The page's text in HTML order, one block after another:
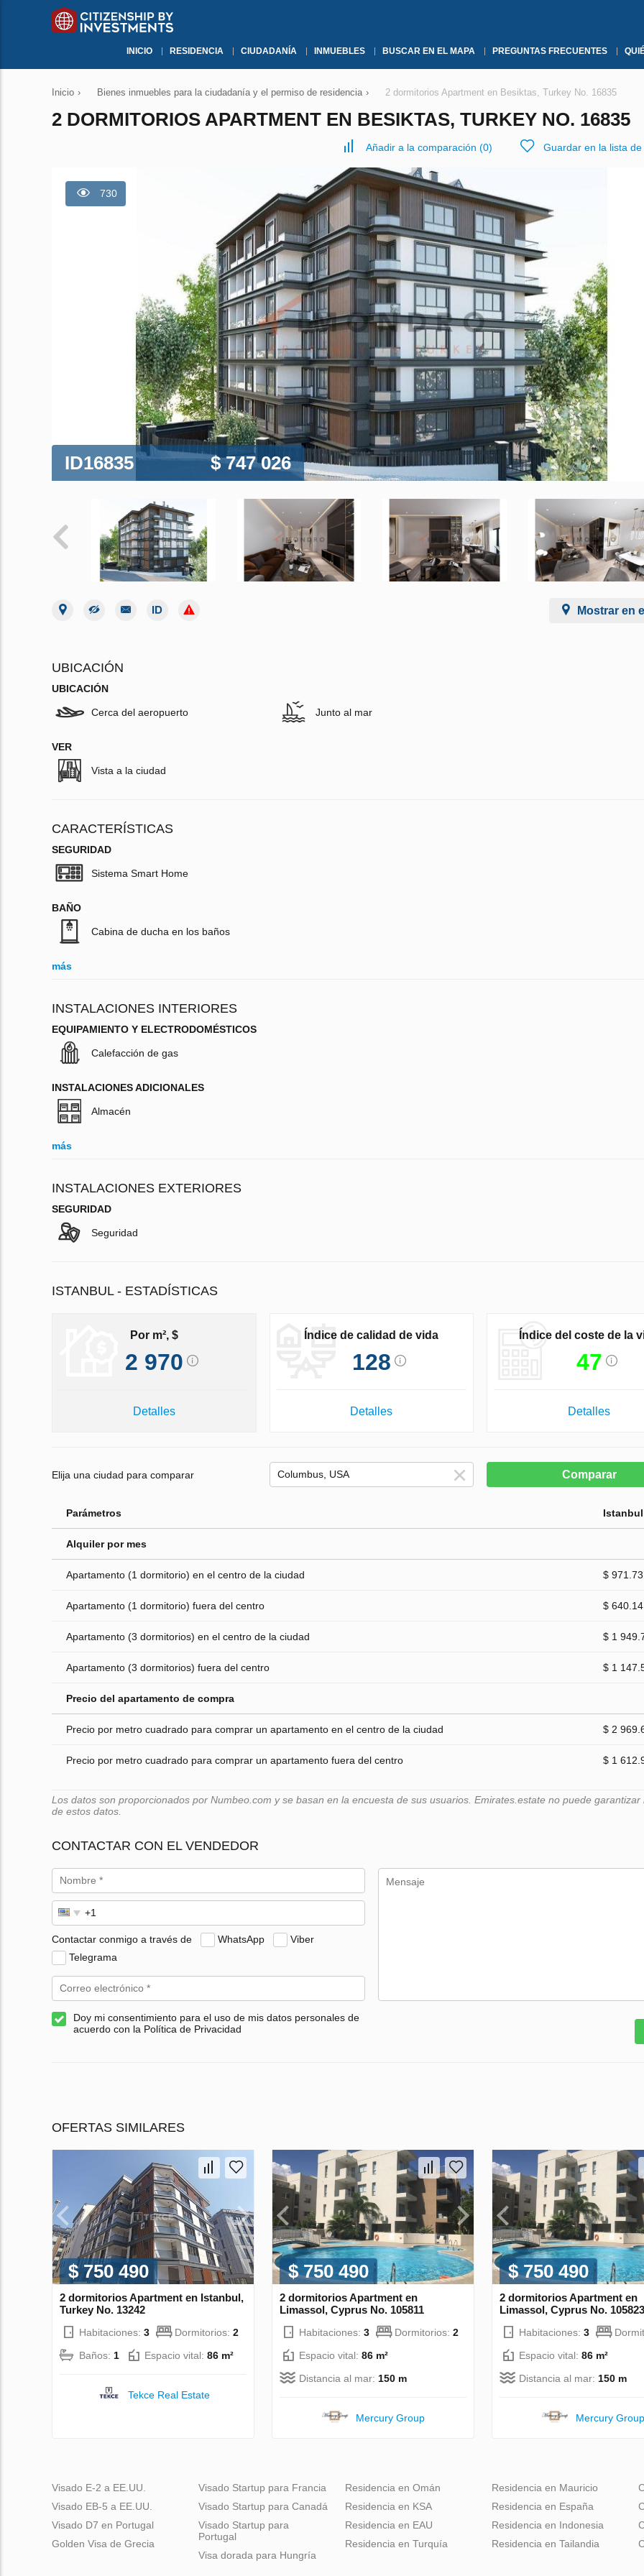
INICIO RESIDENCIA CIUDADANÍA INMUEBLES BUSCAR EN EL MAPA PREGUNTAS FRECUENTES
Inicio › Bienes inmuebles para la ciudadanía y el permiso de residencia › 2 dormitorios Apartment en Besiktas, Turkey No. 16835
2 DORMITORIOS APARTMENT EN BESIKTAS, TURKEY NO. 16835
Añadir a la comparación (0) Guardar en la lista
730
ID16835 $ 747 026
Mostrar en
UBICACIÓN
UBICACIÓN
Cerca del aeropuerto Junto al mar
VER
Vista a la ciudad
CARACTERÍSTICAS
SEGURIDAD
Sistema Smart Home
BAÑO
Cabina de ducha en los baños
más
INSTALACIONES INTERIORES
EQUIPAMIENTO Y ELECTRODOMÉSTICOS
Calefacción de gas
INSTALACIONES ADICIONALES
Almacén
más
INSTALACIONES EXTERIORES
SEGURIDAD
Seguridad
ISTANBUL - ESTADÍSTICAS
Por m², $
2 970
Detalles
Índice de calidad de vida
128
Detalles
Índice del coste de la
47
Detalles
Elija una ciudad para comparar Comparar
Parámetros Istanbul
Alquiler por mes
Apartamento (1 dormitorio) en el centro de la ciudad $ 971.73
Apartamento (1 dormitorio) fuera del centro $ 640.14
Apartamento (3 dormitorios) en el centro de la ciudad $ 1
Apartamento (3 dormitorios) fuera del centro $ 1
Precio del apartamento de compra
Precio por metro cuadrado para comprar un apartamento en el centro de la ciudad $ 2
Precio por metro cuadrado para comprar un apartamento fuera del centro $ 1
Los datos son proporcionados por Numbeo.com y se basan en la encuesta de sus usuarios. Emirates.estate no puede garantizar
de estos datos.
CONTACTAR CON EL VENDEDOR
Contactar conmigo a través de WhatsApp
Viber
Telegrama
Doy mi consentimiento para el uso de mis datos personales de
acuerdo con la Política de Privacidad
OFERTAS SIMILARES
$ 750 490
2 dormitorios Apartment en Istanbul,
Turkey No. 13242
Habitaciones: 3 Dormitorios: 2
Baños: 1 Espacio vital: 86 m²
Tekce Real Estate
$ 750 490
2 dormitorios Apartment en
Limassol, Cyprus No. 105811
Habitaciones: 3 Dormitorios: 2
Espacio vital: 86 m²
Distancia al mar: 150 m
Mercury Group
$ 750 490
2 dormitorios Apartment en
Limassol, Cyprus No. 105823
Habitaciones: 3
Espacio vital: 86 m²
Distancia al mar: 150 m
Mercury
Visado E-2 a EE.UU.
Visado EB-5 a EE.UU.
Visado D7 en Portugal
Golden Visa de Grecia
Visado Startup para Francia
Visado Startup para Canadá
Visado Startup para
Portugal
Visa dorada para Hungría
Residencia en Omán
Residencia en KSA
Residencia en EAU
Residencia en Turquía
Residencia en Mauricio
Residencia en España
Residencia en Indonesia
Residencia en Tailandia